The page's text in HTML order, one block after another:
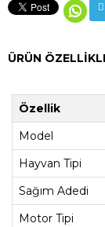
ÜRÜN
Özellik
Model
Hayvan Tipi
Sağım Adedi
Motor Tipi